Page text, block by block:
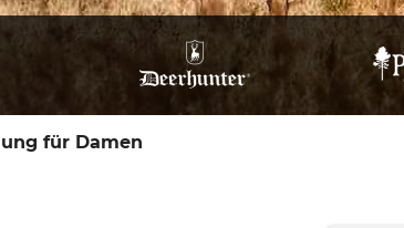
für Damen